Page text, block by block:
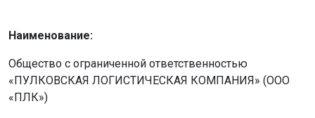
Наименование:
Общество с ограниченной ответственностью
«ПУЛКОВСКАЯ ЛОГИСТИЧЕСКАЯ КОМПАНИЯ» (ООО
«ПЛК»)